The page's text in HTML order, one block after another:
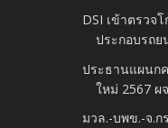
DSI เข้าตรวจ
ประกอบรถย
ประธานแผนก
ใหม่ 2567 ผ
มวล.-บพข.-จ.